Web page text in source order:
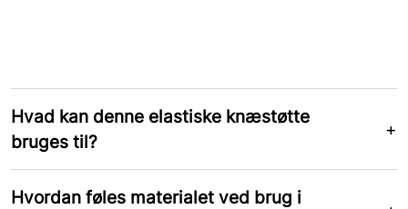
Hvad kan denne elastiske knæstøtte
bruges til?
Hvordan føles materialet ved brug i